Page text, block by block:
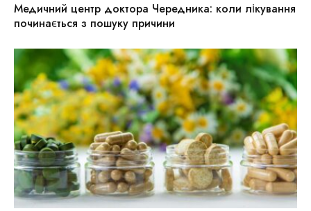
Медичний центр доктора Чередника: коли лікування
починається з пошуку причини